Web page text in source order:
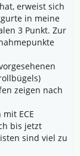
erweist sich
in meine
3 Punkt. Zur
zeigen nach
ECE
bis jetzt
sind viel zu